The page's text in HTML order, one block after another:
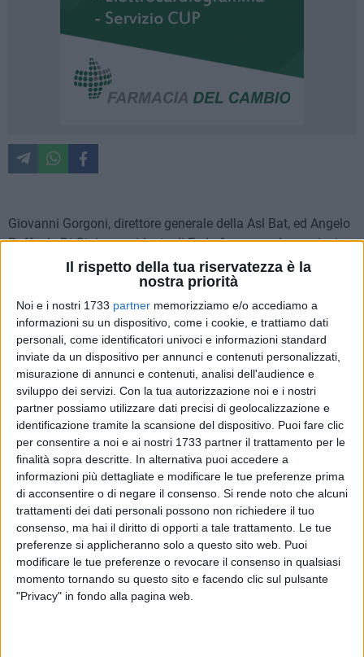
Il rispetto della tua riservatezza è la
nostra priorità
Noi e i nostri 1733 partner memorizziamo e/o accediamo a
informazioni su un dispositivo, come i cookie, e trattiamo dati
personali, come identificatori univoci e informazioni standard
inviate da un dispositivo per annunci e contenuti personalizzati,
misurazione di annunci e contenuti, analisi dell'audience e
sviluppo dei servizi. Con la tua autorizzazione noi e i nostri
partner possiamo utilizzare dati precisi di geolocalizzazione e
identificazione tramite la scansione del dispositivo. Puoi fare clic
per consentire a noi e ai nostri 1733 partner il trattamento per le
finalità sopra descritte. In alternativa puoi accedere a
informazioni più dettagliate e modificare le tue preferenze prima
di acconsentire o di negare il consenso. Si rende noto che alcuni
trattamenti dei dati personali possono non richiedere il tuo
consenso, ma hai il diritto di opporti a tale trattamento. Le tue
preferenze si applicheranno solo a questo sito web. Puoi
modificare le tue preferenze o revocare il consenso in qualsiasi
momento tornando su questo sito e facendo clic sul pulsante
"Privacy" in fondo alla pagina web.
Giovanni Gorgoni, direttore generale della Asl Bat, ed Angelo
Raffaele Di Gioia, presidente di Federfarma per la provincia
Bat, hanno firmato un importante protocollo di intesa per
l'installazione e l'utilizzo dei defibrillatori semi automatici in
tutte le farmacie delle sesta provincia pugliese.
L'accordo prevede che la Asl Bat metta a disposizione di ogni
farmacia del territorio un defibrillatore e corsi di formazione
gratuiti per gli operatori sanitari e non individuati. In totale la
Asl Bat, ha messo a disposizione del territorio ben 150
defibrillatori da utilizzare oltre che nelle farmacie, anche nei
centri di maggiore aggregazione e nei centri sportivi. I corsi
di formazione sono tenuti da operatori sanitari qualificati.
«In tutta la provincia - dice Giovanni Gorgoni - sono stati già
installati 40 apparecchiature. Si tratta di strumenti
fondamentali nella lotta contro la morte cardiaca
improvvisa. La firma di questo protocollo di intesa è un
importante passo in avanti in quel processo di
collaborazione con le farmacie che ci permetterà di coprire